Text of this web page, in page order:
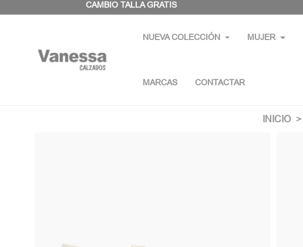
CAMBIO TALLA GRATIS
NUEVA COLECCIÓN MUJER
MARCAS CONTACTAR
INICIO
Panel de gestión de cookies